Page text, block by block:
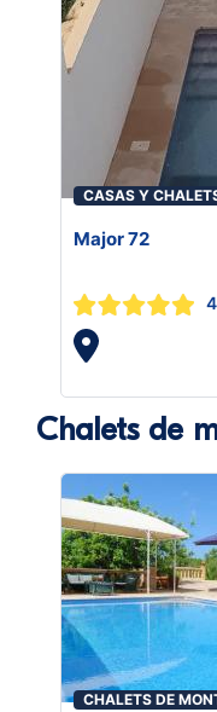
CASAS Y
Major 72
Chalets de
CHALETS DE